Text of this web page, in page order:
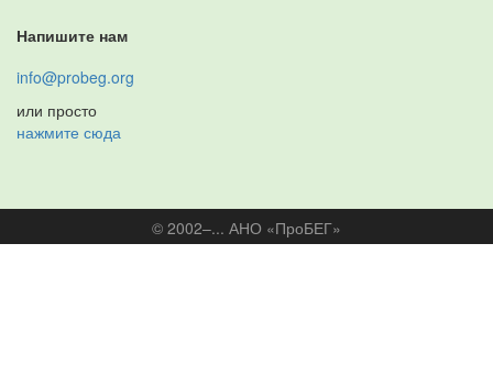
Напишите нам
info@probeg.org
или просто
нажмите сюда
© 2002–... АНО «ПроБЕГ»